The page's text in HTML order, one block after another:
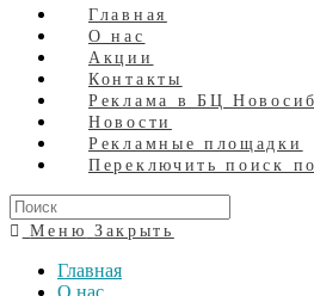
Главная
О нас
Акции
Контакты
Реклама в БЦ
Новости
Рекламные площадки
Переключить поиск
Меню Закрыть
Главная
О нас